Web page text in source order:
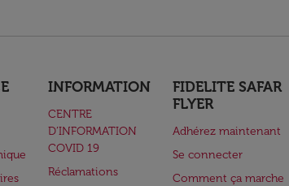
INFORMATION
CENTRE
D’INFORMATION
COVID 19
Réclamations
FIDELITE SAFAR
FLYER
Adhérez maintenant
Se connecter
Comment ça marche